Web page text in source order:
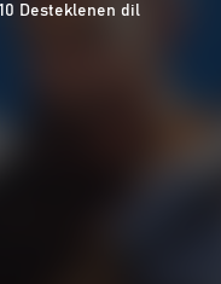
10 Desteklenen dil